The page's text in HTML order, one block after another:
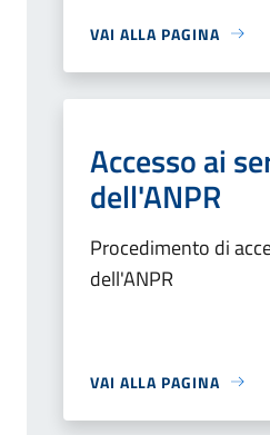
VAI ALLA PAGINA
Accesso ai
dell'ANPR
Procedimento di
dell'ANPR
VAI ALLA PAGINA